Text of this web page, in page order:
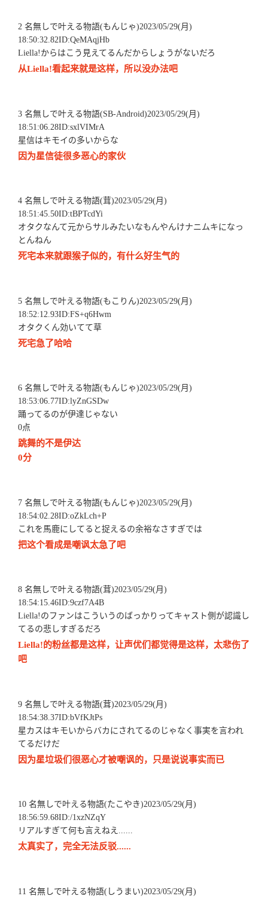
2 名無しで叶える物語(もんじゃ)2023/05/29(月)
18:50:32.82ID:QeMAqjHb
Liella!からはこう見えてるんだからしょうがないだろ
从Liella!看起来就是这样，所以没办法吧
3 名無しで叶える物語(SB-Android)2023/05/29(月)
18:51:06.28ID:sxlVIMrA
星信はキモイの多いからな
因为星信徒很多恶心的家伙
4 名無しで叶える物語(茸)2023/05/29(月)
18:51:45.50ID:tBPTcdYi
オタクなんて元からサルみたいなもんやんけナニムキになっ
とんねん
死宅本来就跟猴子似的，有什么好生气的
5 名無しで叶える物語(もこりん)2023/05/29(月)
18:52:12.93ID:FS+q6Hwm
オタクくん効いてて草
死宅急了哈哈
6 名無しで叶える物語(もんじゃ)2023/05/29(月)
18:53:06.77ID:lyZnGSDw
踊ってるのが伊達じゃない
0点
跳舞的不是伊达
0分
7 名無しで叶える物語(もんじゃ)2023/05/29(月)
18:54:02.28ID:oZkLch+P
これを馬鹿にしてると捉えるの余裕なさすぎでは
把这个看成是嘲讽太急了吧
8 名無しで叶える物語(茸)2023/05/29(月)
18:54:15.46ID:9czf7A4B
Liella!のファンはこういうのばっかりってキャスト側が認識し
てるの悲しすぎるだろ
Liella!的粉丝都是这样，让声优们都觉得是这样，太悲伤了
吧
9 名無しで叶える物語(茸)2023/05/29(月)
18:54:38.37ID:bVfKJtPs
星カスはキモいからバカにされてるのじゃなく事実を言われ
てるだけだ
因为星垃圾们很恶心才被嘲讽的，只是说说事实而已
10 名無しで叶える物語(たこやき)2023/05/29(月)
18:56:59.68ID:/1xzNZqY
リアルすぎて何も言えねえ......
太真实了，完全无法反驳......
11 名無しで叶える物語(しうまい)2023/05/29(月)